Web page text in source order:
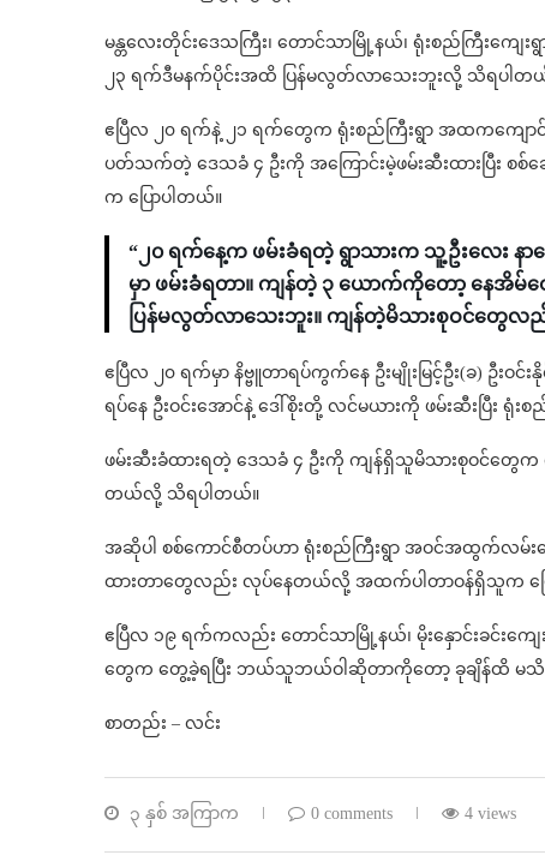
မန္တလေးတိုင်းဒေသကြီး၊ တောင်သာမြို့နယ်၊ ရုံးစည်ကြီးကျေ
၂၃ ရက်ဒီမနက်ပိုင်းအထိ ပြန်မလွတ်လာသေးဘူးလို့ သိရပါတ
ဧပြီလ ၂၀ ရက်နဲ့ ၂၁ ရက်တွေက ရုံးစည်ကြီးရွာ အထကကျေ
ပတ်သက်တဲ့ ဒေသခံ ၄ ဦးကို အကြောင်းမဲ့ဖမ်းဆီးထားပြီး
က ပြောပါတယ်။
“၂၀ ရက်နေ့က ဖမ်းခံရတဲ့ ရွာသားက သူ့ဦးလေး န
မှာ ဖမ်းခံရတာ။ ကျန်တဲ့ ၃ ယောက်ကိုတော့ နေအိ
ပြန်မလွတ်လာသေးဘူး။ ကျန်တဲ့မိသားစုဝင်တွေလ
ဧပြီလ ၂၀ ရက်မှာ နိဗ္ဗူတာရပ်ကွက်နေ ဦးမျိုးမြင့်ဦး(ခ) ဦးဝ
ရပ်နေ ဦးဝင်းအောင်နဲ့ ဒေါ်စိုးတို့ လင်မယားကို ဖမ်းဆီးပြီး
ဖမ်းဆီးခံထားရတဲ့ ဒေသခံ ၄ ဦးကို ကျန်ရှိသူမိသားစုဝင်တွေ
တယ်လို့ သိရပါတယ်။
အဆိုပါ စစ်ကောင်စီတပ်ဟာ ရုံးစည်ကြီးရွာ အဝင်အထွက်လမ်းတွ
ထားတာတွေလည်း လုပ်နေတယ်လို့ အထက်ပါတာဝန်ရှိသူက ပြ
ဧပြီလ ၁၉ ရက်ကလည်း တောင်သာမြို့နယ်၊ မိုးနှောင်းခင်း
တွေက တွေ့ခဲ့ရပြီး ဘယ်သူဘယ်ဝါဆိုတာကိုတော့ ခုချိန်ထိ မ
စာတည်း – လင်း
၃ နှစ် အကြာက 0 comments 4 views